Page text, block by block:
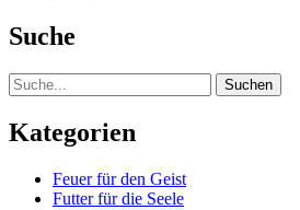
Suche
Suche
Kategorien
Feuer für den Geist
Futter für die Seele